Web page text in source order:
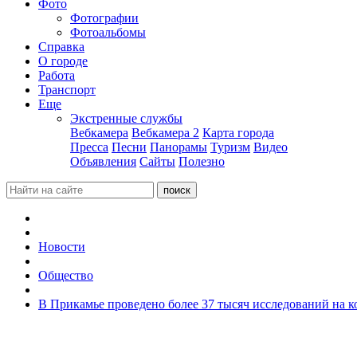
Фото
Фотографии
Фотоальбомы
Справка
О городе
Работа
Транспорт
Еще
Экстренные службы
Вебкамера Вебкамера 2 Карта города
Пресса Песни Панорамы Туризм Видео
Объявления Сайты Полезно
Новости
Общество
В Прикамье проведено более 37 тысяч исследований на